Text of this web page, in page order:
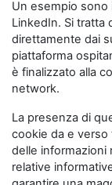
Un esempio sono
LinkedIn. Si tratta
direttamente dai
piattaforma
è finalizzato alla
network.
La presenza di
cookie da e verso
delle informazioni
relative